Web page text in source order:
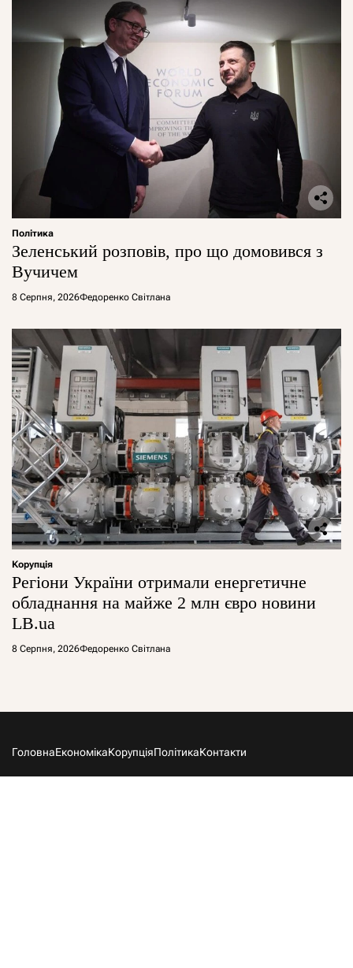
Політика
Зеленський розповів, про що домовився з
Вучичем
8 Серпня, 2026Федоренко Світлана
Корупція
Регіони України отримали енергетичне
обладнання на майже 2 млн євро новини
LB.ua
8 Серпня, 2026Федоренко Світлана
ГоловнаЕкономікаКорупціяПолітикаКонтакти